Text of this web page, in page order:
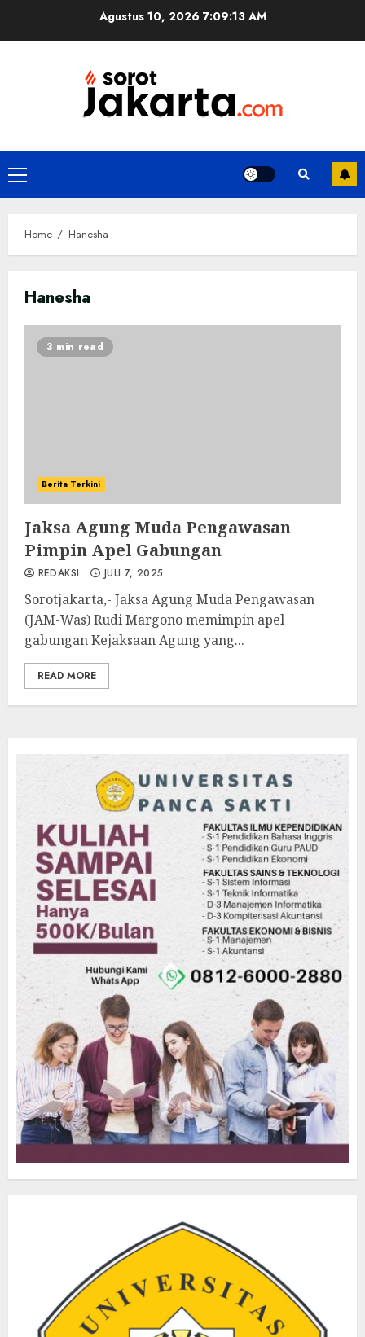
Agustus 10, 2026 7:09:14 AM
Primary
Menu
Home Hanesha
Hanesha
3 min read
Berita Terkini
Jaksa Agung Muda Pengawasan
Pimpin Apel Gabungan
REDAKSI JULI 7, 2025
Sorotjakarta,- Jaksa Agung Muda Pengawasan
(JAM-Was) Rudi Margono memimpin apel
gabungan Kejaksaan Agung yang...
READ MORE